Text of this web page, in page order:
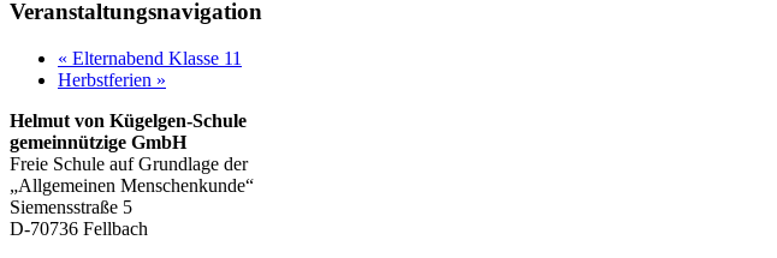
Veranstaltungsnavigation
« Elternabend Klasse 11
Herbstferien »
Helmut von Kügelgen-Schule
gemeinnützige GmbH
Freie Schule auf Grundlage der
„Allgemeinen Menschenkunde“
Siemensstraße 5
D-70736 Fellbach